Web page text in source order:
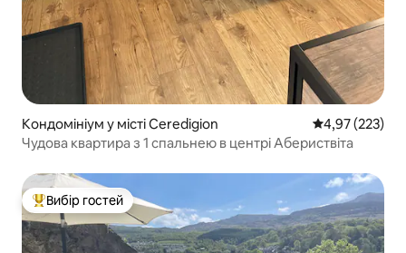
Кондомініум у місті Ceredigion Середня
4,97 (223)
Чудова квартира з 1 спальнею в центрі Абериствіта
Топ вибір гостей
Вибір гостей